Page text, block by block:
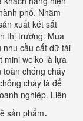
phố. Nhằm
xuất két sắt
thị trường. Mua
nhu cầu cất dữ tài
mini welko là lựa
toàn chống cháy
cháy là để
nghiệp. Liên
sản phẩm.